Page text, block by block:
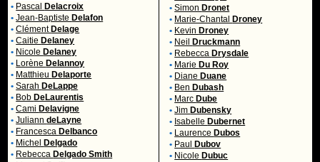
• Pascal Delacroix
• Jean-Baptiste Delafon
• Clément Delage
• Caitie Delaney
• Nicole Delaney
• Lorène Delannoy
• Matthieu Delaporte
• Sarah DeLappe
• Bob DeLaurentis
• Cami Delavigne
• JulianndeLayne
• Francesca Delbanco
• Michel
Delgado
• Rebecca Delgado Smith
• Simon Dronet
• Marie-Chantal Droney
• Kevin Droney
• Neil
Druckmann
• Rebecca Drysdale
• Marie Du Roy
• Diane Duane
• Ben Dubash
• Marc Dube
• Jim Dubensky
• Isabelle Dubernet
• Laurence Dubos
• Paul
Dubov
• Nicole Dubuc